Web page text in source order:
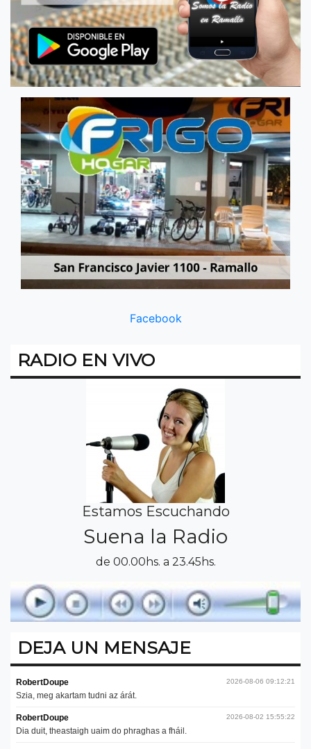
Facebook
RADIO EN VIVO
Estamos Escuchando
Suena la Radio
de 00.00hs. a 23.45hs.
DEJA UN MENSAJE